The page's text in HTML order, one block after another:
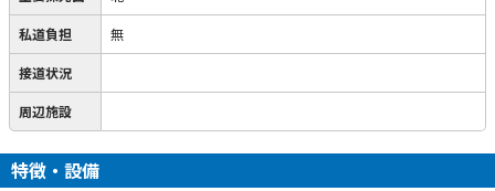
私道負担 無
接道状況
周辺施設
特徴・設備